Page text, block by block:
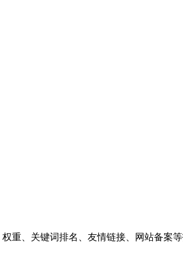
重、关键词排名、友情链接、网站备案等